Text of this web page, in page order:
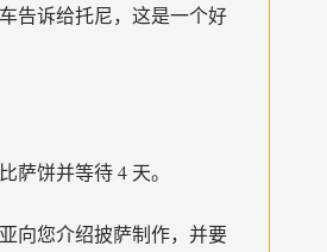
告诉给托尼，这是一个好
萨饼并等待 4 天。
向您介绍披萨制作，并要